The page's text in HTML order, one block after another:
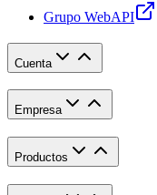
Grupo WebAPI
Cuenta
Empresa
Productos